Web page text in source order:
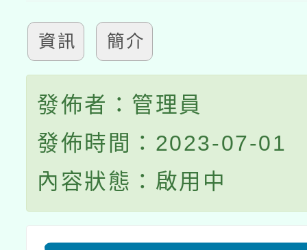
資訊 簡介
發佈者：管理員
發佈時間：2023-07-01
內容狀態：啟用中